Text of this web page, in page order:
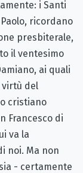
i Santi
ricordano
presbiterale,
il ventesimo
ai quali
del
cristiano
Francesco di
va la
noi. Ma non
- certamente